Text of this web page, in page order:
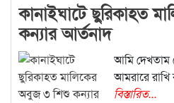
কানাইঘাটে ছুরিকাহত
কন্যার আর্তনাদ
আমি
আমরারে
বিস্তারিত...